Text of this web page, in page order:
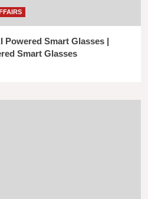
Powered Smart Glasses |
Smart Glasses